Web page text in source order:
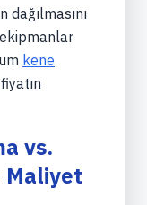
dağılmasını
kene
vs.
Maliyet